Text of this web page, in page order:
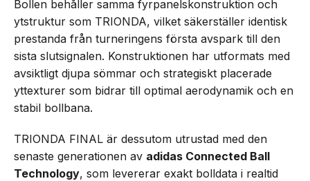
Bollen behåller samma fyrpanelskonstruktion och
ytstruktur som TRIONDA, vilket säkerställer identisk
prestanda från turneringens första avspark till den
sista slutsignalen. Konstruktionen har utformats med
avsiktligt djupa sömmar och strategiskt placerade
yttexturer som bidrar till optimal aerodynamik och en
stabil bollbana.
TRIONDA FINAL är dessutom utrustad med den
senaste generationen av adidas Connected Ball
Technology, som levererar exakt bolldata i realtid